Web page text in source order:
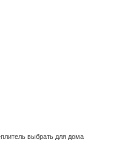
выбрать для дома